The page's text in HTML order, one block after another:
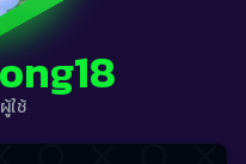
ผู้ใช้